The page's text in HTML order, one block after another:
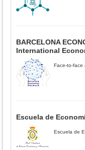
BARCELONA
International
Face-to-face
Escuela de
Escuela de